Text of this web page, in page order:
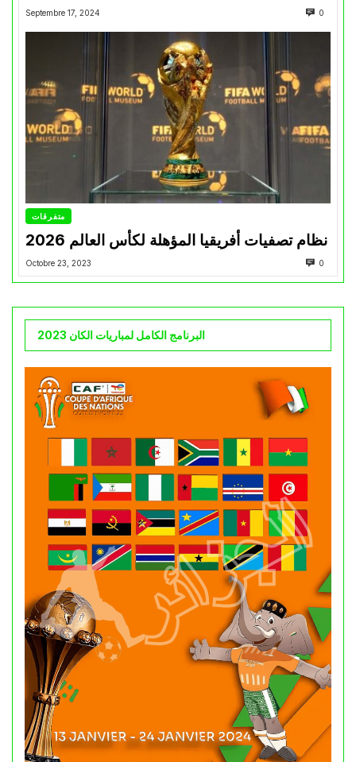
Septembre 17, 2024 0
متفرقات
نظام تصفيات أفريقيا المؤهلة لكأس العالم 2026
Octobre 23, 2023 0
البرنامج الكامل لمباريات الكان 2023